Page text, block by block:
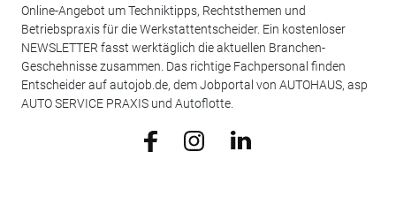
Online-Angebot um Techniktipps, Rechtsthemen und
Betriebspraxis für die Werkstattentscheider. Ein kostenloser
NEWSLETTER fasst werktäglich die aktuellen Branchen-
Geschehnisse zusammen. Das richtige Fachpersonal finden
Entscheider auf autojob.de, dem Jobportal von AUTOHAUS, asp
AUTO SERVICE PRAXIS und Autoflotte.